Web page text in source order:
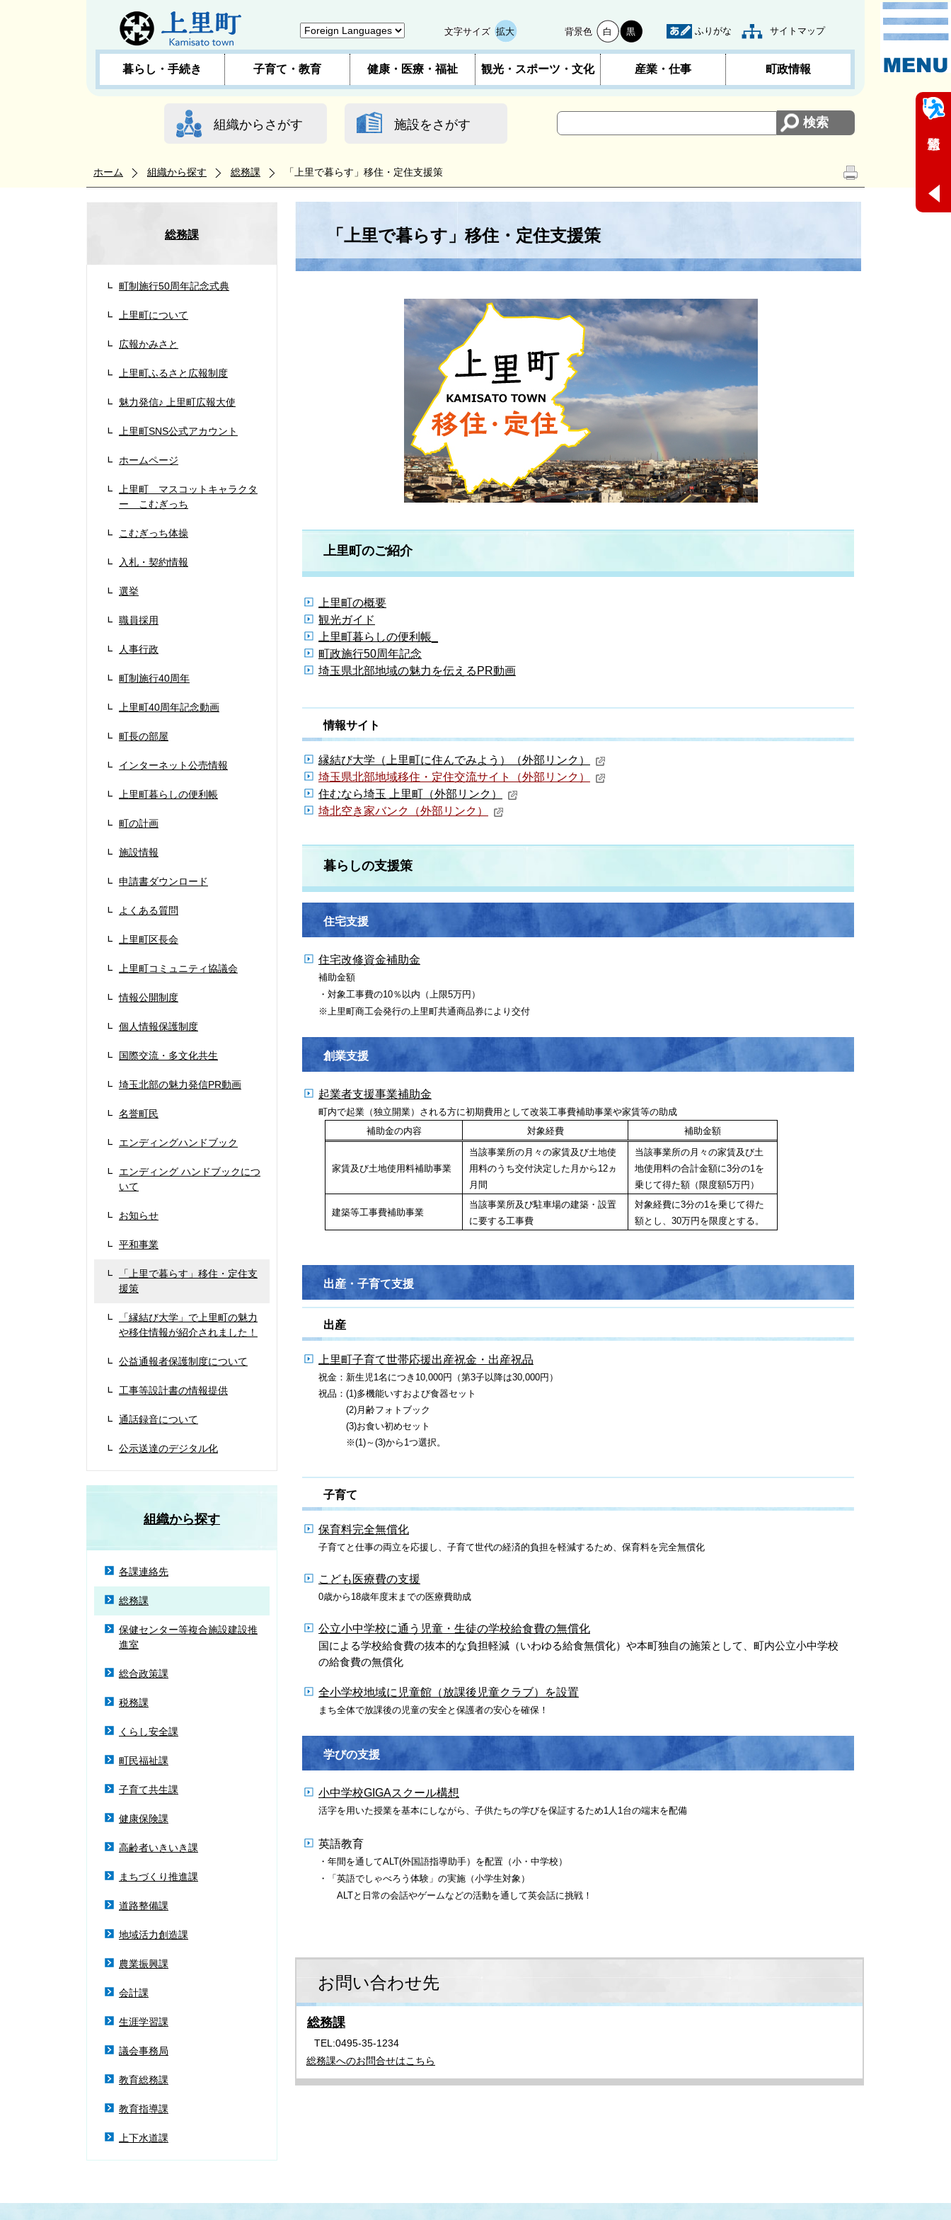
文字サイズ 拡大 背景色 白 黒 ふりがな サイトマップ
暮らし・手続き 子育て・教育 健康・医療・福祉 観光・スポーツ・文化 産業・仕事 町政情報
組織からさがす 施設をさがす
ホーム 組織から探す 総務課 「上里で暮らす」移住・定住支援策
総務課
町制施行50周年記念式典
上里町について
広報かみさと
上里町ふるさと広報制度
魅力発信♪ 上里町広報大使
上里町SNS公式アカウント
ホームページ
上里町 マスコットキャラクタ
ー こむぎっち
こむぎっち体操
入札・契約情報
選挙
職員採用
人事行政
町制施行40周年
上里町40周年記念動画
町長の部屋
インターネット公売情報
上里町暮らしの便利帳
町の計画
施設情報
申請書ダウンロード
よくある質問
上里町区長会
上里町コミュニティ協議会
情報公開制度
個人情報保護制度
国際交流・多文化共生
埼玉北部の魅力発信PR動画
名誉町民
エンディングハンドブック
エンディング ハンドブックにつ
いて
お知らせ
平和事業
「上里で暮らす」移住・定住支
援策
「縁結び大学」で上里町の魅力
や移住情報が紹介されました！
公益通報者保護制度について
工事等設計書の情報提供
通話録音について
公示送達のデジタル化
組織から探す
各課連絡先
総務課
保健センター等複合施設建設推
進室
総合政策課
税務課
くらし安全課
町民福祉課
子育て共生課
健康保険課
高齢者いきいき課
まちづくり推進課
道路整備課
地域活力創造課
農業振興課
会計課
生涯学習課
議会事務局
教育総務課
教育指導課
上下水道課
「上里で暮らす」移住・定住支援策
上里町のご紹介
上里町の概要
観光ガイド
上里町暮らしの便利帳
町政施行50周年記念
埼玉県北部地域の魅力を伝えるPR動画
情報サイト
縁結び大学（上里町に住んでみよう）（外部リンク）
埼玉県北部地域移住・定住交流サイト（外部リンク）
住むなら埼玉 上里町（外部リンク）
埼北空き家バンク（外部リンク）
暮らしの支援策
住宅支援
住宅改修資金補助金
補助金額
・対象工事費の10％以内（上限5万円）
※上里町商工会発行の上里町共通商品券により交付
創業支援
起業者支援事業補助金
町内で起業（独立開業）される方に初期費用として改装工事費補助事業や家賃等の助成
補助金の内容
対象経費 補助金額
家賃及び土地使用料補助事業
当該事業所の月々の家賃及び土地使
用料のうち交付決定した月から 12 ヵ
月間
当該事業所の月々の家賃及び土
地使用料の合計金額に3分の1を
乗じて得た額（限度額5万円）
建築等工事費補助事業
当該事業所及び駐車場の建築・設置
に要する工事費
対象経費に3分の1を乗じて得た
額とし、30万円を限度とする。
出産・子育て支援
出産
上里町子育て世帯応援出産祝金・出産祝品
祝金：新生児1名につき10,000円（第3子以降は30,000円）
祝品：(1)多機能いすおよび食器セット
(2)月齢フォトブック
(3)お食い初めセット
※(1)～(3)から1つ選択。
子育て
保育料完全無償化
子育てと仕事の両立を応援し、子育て世代の経済的負担を軽減するため、 保育料を完全無償化
こども医療費の支援
0歳から18歳年度末までの医療費助成
公立小中学校に通う児童・生徒の学校給食費の無償化
国による学校給食費の抜本的な負担軽減（いわゆる給食無償化）や本町独自の施策として、町内公立小中学校
の給食費の無償化
全小学校地域に児童館（放課後児童クラブ）を設置
まち全体で放課後の児童の安全と保護者の安心を確保！
学びの支援
小中学校GIGAスクール構想
活字を用いた授業を基本にしながら、子供たちの学びを保証するため1人1台の端末を配備
英語教育
・年間を通してALT(外国語指導助手）を配置（小・中学校）
・「英語でしゃべろう体験」の実施（小学生対象）
ALTと日常の会話やゲームなどの活動を通して英会話に挑戦！
お問い合わせ先
総務課
TEL:0495-35-1234
総務課へのお問合せはこちら